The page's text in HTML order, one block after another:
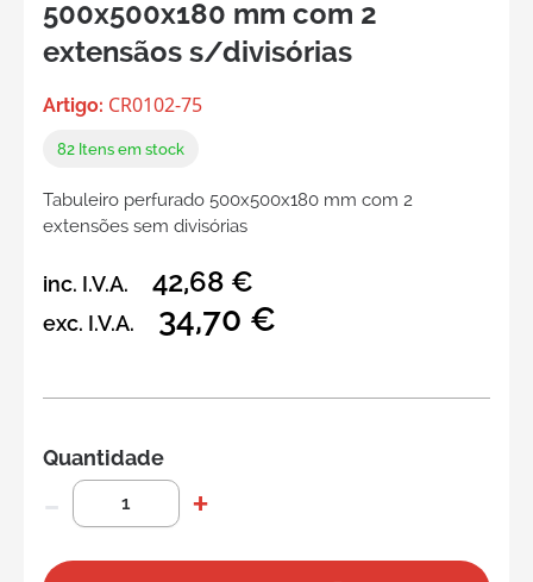
500x500x180 mm com 2
extensãos s/divisórias
Artigo: CR0102-75
82 Itens em stock
Tabuleiro perfurado 500x500x180 mm com 2
extensões sem divisórias
inc. I.V.A. 42,68 €
exc. I.V.A. 34,70 €
Quantidade